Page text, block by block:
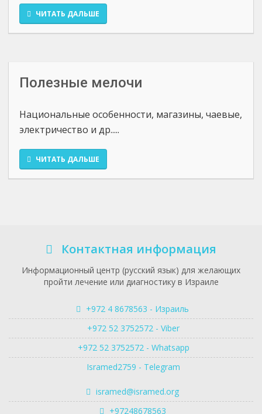
ЧИТАТЬ ДАЛЬШЕ
Полезные мелочи
Национальные особенности, магазины, чаевые,
электричество и др.....
ЧИТАТЬ ДАЛЬШЕ
Контактная информация
Информационный центр (русский язык) для желающих
пройти лечение или диагностику в Израиле
+972 4 8678563 - Израиль
+972 52 3752572 - Viber
+972 52 3752572 - Whatsapp
Isramed2759 - Telegram
isramed@isramed.org
+97248678563